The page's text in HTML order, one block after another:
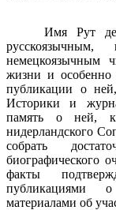
Имя Рут де
немецкоязычным
жизни и особенно
публикации о
Историки и
память о ней,
нидерландского
собрать
биографического
факты
публикациями
материалами об